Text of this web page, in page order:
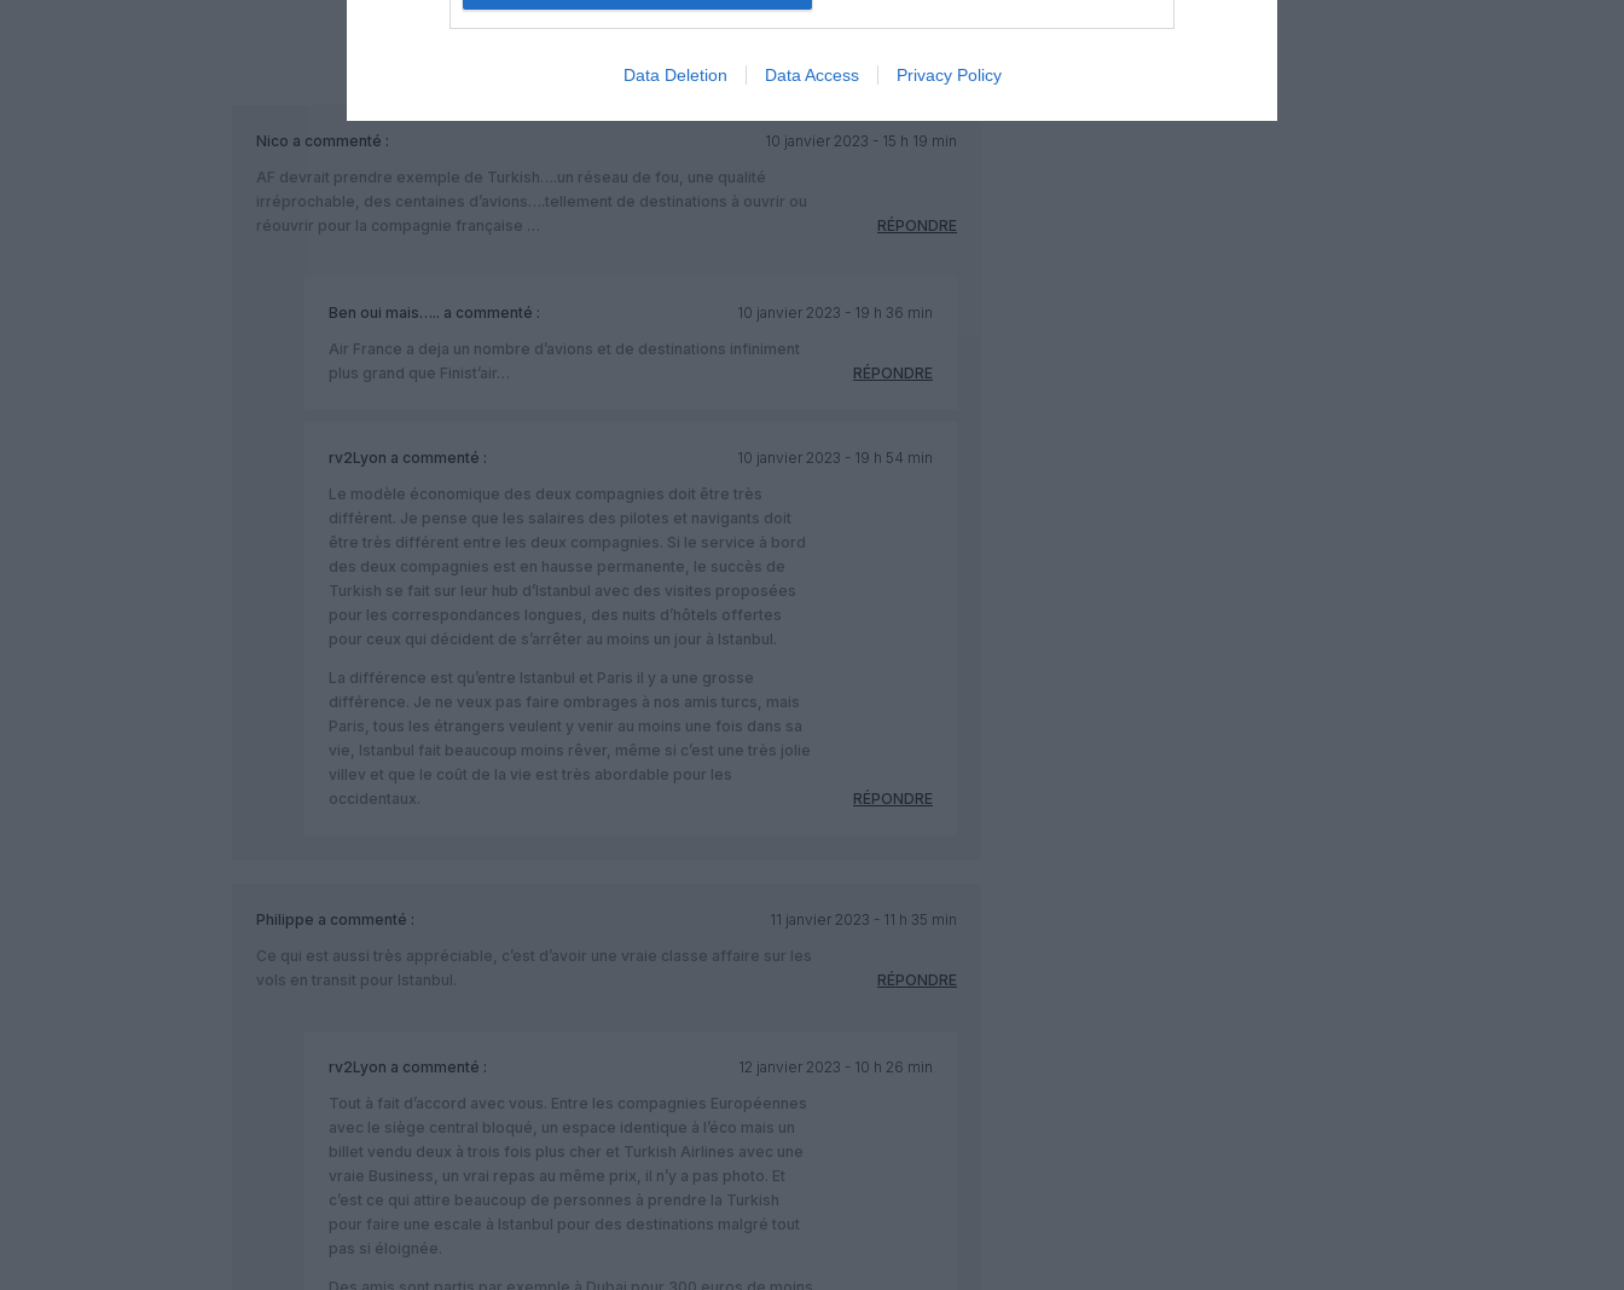
Data Deletion Data Access Privacy Policy
COMMENTAIRE(S)
Nico a commenté :
10 janvier 2023 - 15 h 19 min
AF devrait prendre exemple de Turkish….un réseau de fou, une qualité
irréprochable, des centaines d’avions….tellement de destinations à ouvrir ou
réouvrir pour la compagnie française …
RÉPONDRE
Ben oui mais….. a commenté :
10 janvier 2023 - 19 h 36 min
Air France a deja un nombre d’avions et de destinations infiniment
plus grand que Finist’air…
RÉPONDRE
rv2Lyon a commenté :
10 janvier 2023 - 19 h 54 min
Le modèle économique des deux compagnies doit être très
différent. Je pense que les salaires des pilotes et navigants doit
être très différent entre les deux compagnies. Si le service à bord
des deux compagnies est en hausse permanente, le succès de
Turkish se fait sur leur hub d’Istanbul avec des visites proposées
pour les correspondances longues, des nuits d’hôtels offertes
pour ceux qui décident de s’arrêter au moins un jour à Istanbul.
La différence est qu’entre Istanbul et Paris il y a une grosse
différence. Je ne veux pas faire ombrages à nos amis turcs, mais
Paris, tous les étrangers veulent y venir au moins une fois dans sa
vie, Istanbul fait beaucoup moins rêver, même si c’est une très jolie
villev et que le coût de la vie est très abordable pour les
occidentaux.
RÉPONDRE
Philippe a commenté :
11 janvier 2023 - 11 h 35 min
Ce qui est aussi très appréciable, c’est d’avoir une vraie classe affaire sur les
vols en transit pour Istanbul.
RÉPONDRE
rv2Lyon a commenté :
12 janvier 2023 - 10 h 26 min
Tout à fait d’accord avec vous. Entre les compagnies Européennes
avec le siège central bloqué, un espace identique à l’éco mais un
billet vendu deux à trois fois plus cher et Turkish Airlines avec une
vraie Business, un vrai repas au même prix, il n’y a pas photo. Et
c’est ce qui attire beaucoup de personnes à prendre la Turkish
pour faire une escale à Istanbul pour des destinations malgré tout
pas si éloignée.